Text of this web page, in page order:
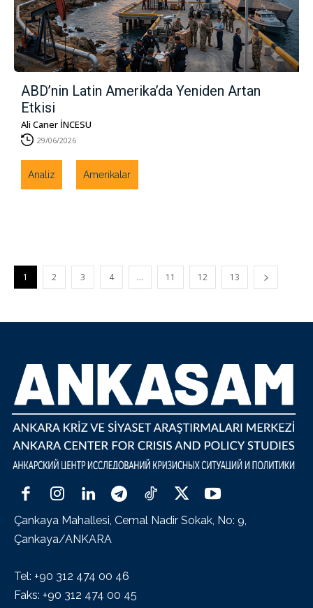
ABD’nin Latin Amerika’da Yeniden Artan
Etkisi
Ali Caner İNCESU
29/06/2026
Analiz Amerikalar
1 2 3 4 … 11 12 13
Çankaya Mahallesi, Cemal Nadir Sokak, No: 9,
Çankaya/ANKARA
Tel: +90 312 474 00 46
Faks: +90 312 474 00 45